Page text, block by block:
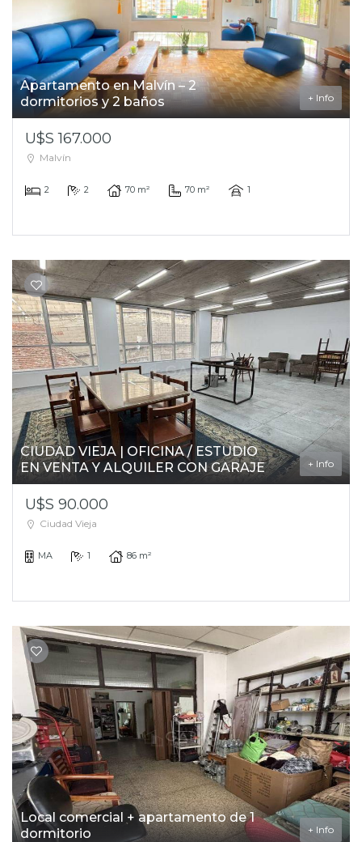
Apartamento en Malvín – 2
dormitorios y 2 baños
+ Info
U$S 167.000
Malvín
2 2 70 m² 70 m² 1
CIUDAD VIEJA | OFICINA / ESTUDIO
EN VENTA Y ALQUILER CON GARAJE
+ Info
U$S 90.000
Ciudad Vieja
MA 1 86 m²
Local comercial + apartamento de 1
dormitorio
+ Info